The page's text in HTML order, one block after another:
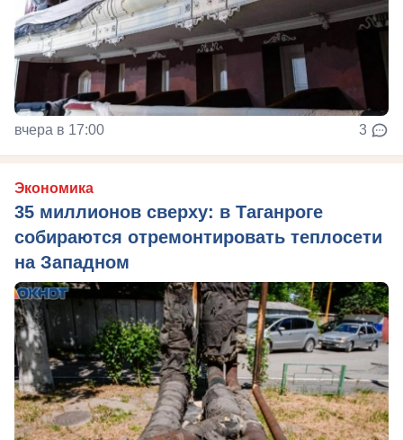
вчера в 17:00 3
Экономика
35 миллионов сверху: в Таганроге
собираются отремонтировать теплосети
на Западном